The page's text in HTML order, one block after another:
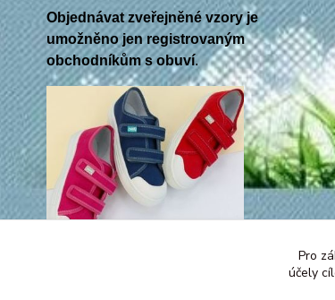
Objednávat zveřejněné vzory je
umožněno jen registrovaným
obchodníkům s obuví.
Pro
účely